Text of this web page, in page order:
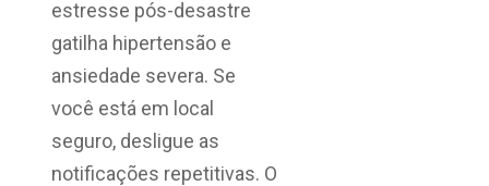
estresse pós-desastre
gatilha hipertensão e
ansiedade severa. Se
você está em local
seguro, desligue as
notificações repetitivas. O